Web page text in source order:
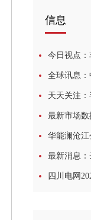
信息
华能澜沧
四川电网